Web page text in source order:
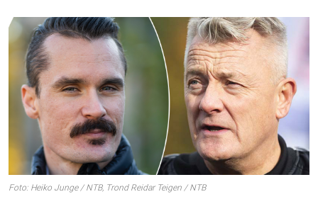
Foto: Heiko Junge / NTB, Trond Reidar Teigen / NTB